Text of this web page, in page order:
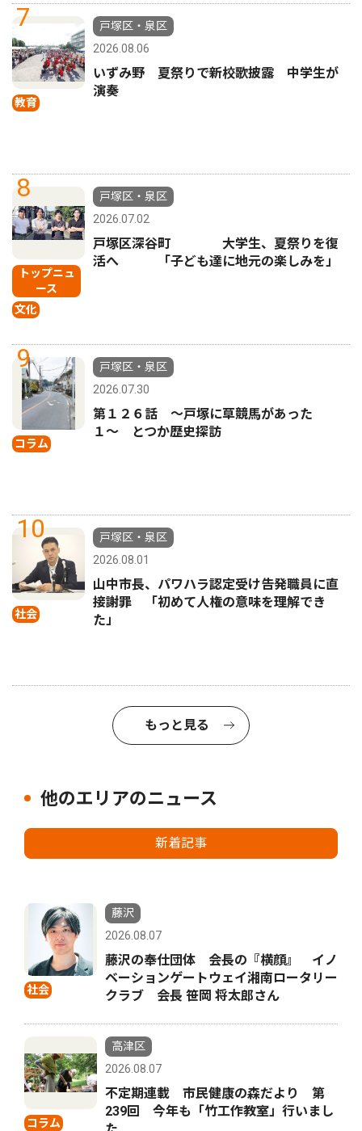
7
教育
戸塚区・泉区
2026.08.06
いずみ野 夏祭りで新校歌披露 中学生が
演奏
8
トップニュ
ース
文化
戸塚区・泉区
2026.07.02
戸塚区深谷町 大学生、夏祭りを復
活へ 「子ども達に地元の楽しみを」
9
コラム
戸塚区・泉区
2026.07.30
第１２６話 〜戸塚に草競馬があった
１〜 とつか歴史探訪
10
社会
戸塚区・泉区
2026.08.01
山中市長、パワハラ認定受け告発職員に直
接謝罪 「初めて人権の意味を理解でき
た」
もっと見る
他のエリアのニュース
新着記事
社会
藤沢
2026.08.07
藤沢の奉仕団体 会長の『横顔』 イノ
ベーションゲートウェイ湘南ロータリー
クラブ 会長 笹岡 将太郎さん
コラム
高津区
2026.08.07
不定期連載 市民健康の森だより 第
239回 今年も「竹工作教室」行いまし